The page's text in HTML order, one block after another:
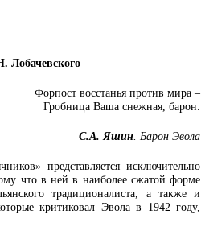
Лобачевского
Форпост восстанья против мира –
Гробница Ваша снежная, барон.
С.А. Яшин. Барон Эвола
представляется исключительно
что в ней в наиболее сжатой форме
традиционалиста, а также и
критиковал Эвола в 1942 году,